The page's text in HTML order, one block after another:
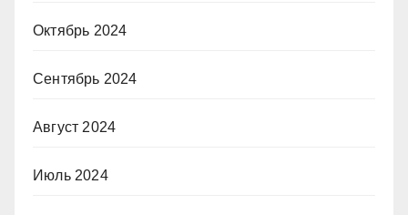
Октябрь 2024
Сентябрь 2024
Август 2024
Июль 2024